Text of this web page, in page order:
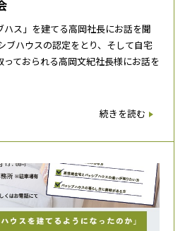
ハス」を建てる高岡社長にお話を聞
ブハウスの認定をとり、そして自宅
ておられる高岡文紀社長様にお話を
続きを読む